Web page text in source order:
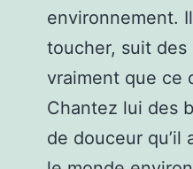
environnement.
toucher, suit des
vraiment que ce
Chantez lui des
de douceur qu’il